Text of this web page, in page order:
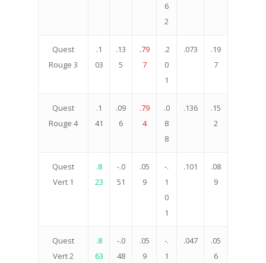
6
2
Quest
Rouge 3
.1
03
.13
5
.79
7
.2
0
1
.073
.19
7
Quest
Rouge 4
.1
41
.09
6
.79
4
.0
8
8
.136
.15
2
Quest
Vert 1
.8
23
-.0
51
.05
9
-.
1
0
1
.101
.08
9
Quest
Vert 2
.8
63
-.0
48
.05
9
-.
1
.047
.05
6